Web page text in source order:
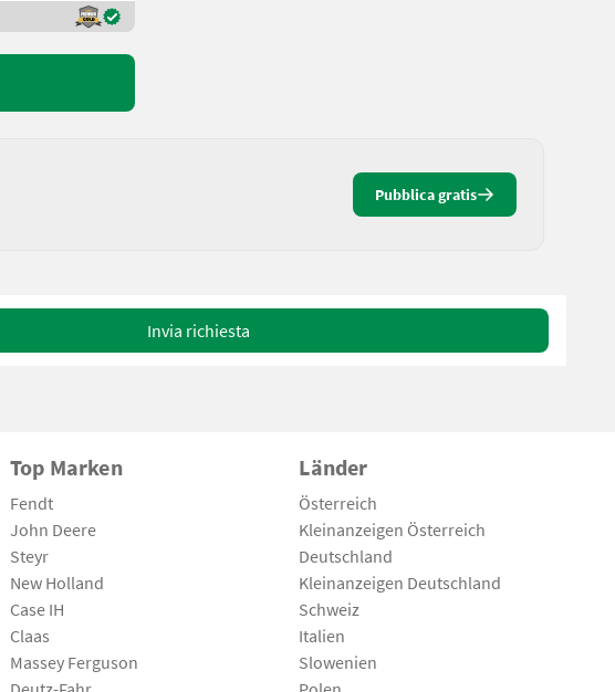
Pubblica gratis
Invia richiesta
Top Marken
Fendt
John Deere
Steyr
New Holland
Case IH
Claas
Massey Ferguson
Länder
Österreich
Kleinanzeigen Österreich
Deutschland
Kleinanzeigen Deutschland
Schweiz
Italien
Slowenien